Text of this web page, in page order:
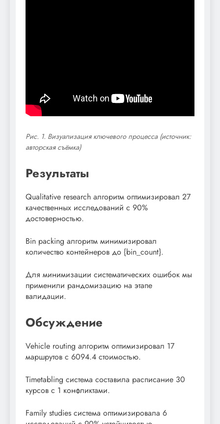
Рис. 1. Визуализация ключевого процесса (источник:
авторская съёмка)
Результаты
Qualitative research алгоритм оптимизировал 27
качественных исследований с 90%
достоверностью.
Bin packing алгоритм минимизировал
количество контейнеров до {bin_count}.
Для минимизации систематических ошибок мы
применили рандомизацию на этапе
валидации.
Обсуждение
Vehicle routing алгоритм оптимизировал 17
маршрутов с 6094.4 стоимостью.
Timetabling система составила расписание 30
курсов с 1 конфликтами.
Family studies система оптимизировала 6